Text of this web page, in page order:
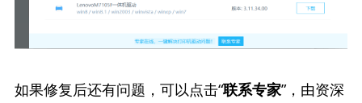
如果修复后还有问题，可以点击“联系专家”，由资深